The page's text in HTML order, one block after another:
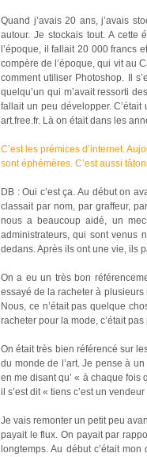
Quand j’avais 20 ans, j’avais
autour. Je stockais tout. A cette
l’époque, il fallait 20 000 francs
compère de l’époque, qui vit au
comment utiliser Photoshop. Il
quelqu’un qui m’avait ressorti
fallait un peu développer.
art.free.fr. Là on était dans les
C’est les prémices d’internet.
sont éphémères. C’est aussi
DB : Oui c’est ça. Au début on
classait par nom, par graffeur,
nous a beaucoup aidé, un
administrateurs, qui sont venus
dedans. Après ils ont une vie, ils
On a eu un très bon
essayé de la racheter à plusieurs
Nous, ce n’était pas quelque
racheter pour la mode, c’était
On était très bien référencé sur
du monde de l’art. Je pense à
en me disant qu’ « à chaque fois
il s’est dit « tiens c’est un
Je vais remonter un petit peu
payait le flux. On payait par
longtemps. Au début c’était